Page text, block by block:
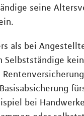
seine
als bei
Selbstständige
bei